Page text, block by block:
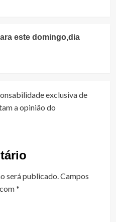
este domingo,dia
exclusiva de
a opinião do
será publicado.Campos
*